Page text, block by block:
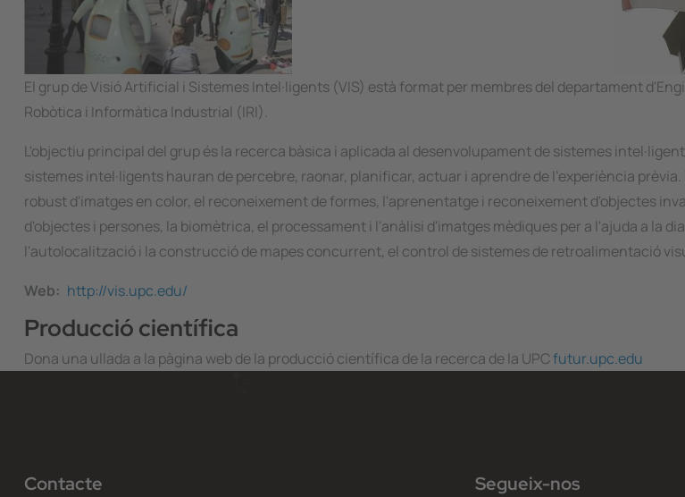
El grup de Visió Artificial i Sistemes Intel·ligents (VIS) està format per membres del departament
Robòtica i Informàtica Industrial (IRI).
L'objectiu principal del grup és la recerca bàsica i aplicada al desenvolupament de sistemes
sistemes intel·ligents hauran de percebre, raonar, planificar, actuar i aprendre de l'experiència
robust d'imatges en color, el reconeixement de formes, l'aprenentatge i reconeixement d'objectes
d'objectes i persones, la biomètrica, el processament i l'anàlisi d'imatges mèdiques per a l'ajuda a la
l'autolocalització i la construcció de mapes concurrent, el control de sistemes de retroalimentació
Web
http://vis.upc.edu/
Producció científica
Dona una ullada a la pàgina web de la producció científica de la recerca de la UPCfutur.upc.edu
Contacte Segueix-nos